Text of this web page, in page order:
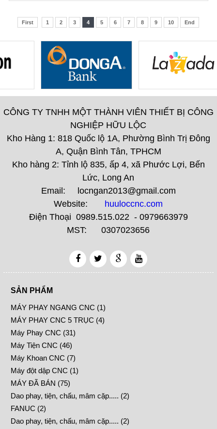
First 1 2 3 4 5 6 7 8 9 10 End
CÔNG TY TNHH MỘT THÀNH VIÊN THIẾT BỊ CÔNG
NGHIỆP HỮU LỘC
Kho Hàng 1: 818 Quốc lộ 1A, Phường Bình Trị Đông
A, Quận Bình Tân, TPHCM
Kho hàng 2: Tỉnh lộ 835, ấp 4, xã Phước Lợi, Bến
Lức, Long An
Email: locngan2013@gmail.com
Website: huuloccnc.com
Điện Thoại 0989.515.022 - 0979663979
MST: 0307023656
SẢN PHẨM
MÁY PHAY NGANG CNC (1)
MÁY PHAY CNC 5 TRỤC (4)
Máy Phay CNC (31)
Máy Tiện CNC (46)
Máy Khoan CNC (7)
Máy đột dập CNC (1)
MÁY ĐÃ BÁN (75)
Dao phay, tiện, chấu, mâm cặp..... (2)
FANUC (2)
Dao phay, tiện, chấu, mâm cặp..... (2)